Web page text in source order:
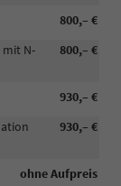
800,– €
800,– €
N-
930,– €
930,– €
ohne Aufpreis